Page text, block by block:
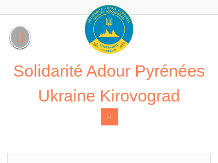
to
content
Solidarité Adour Pyrénées
Ukraine Kirovograd